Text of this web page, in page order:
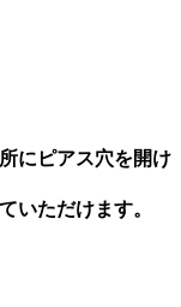
にピアス穴を開け
いただけます。